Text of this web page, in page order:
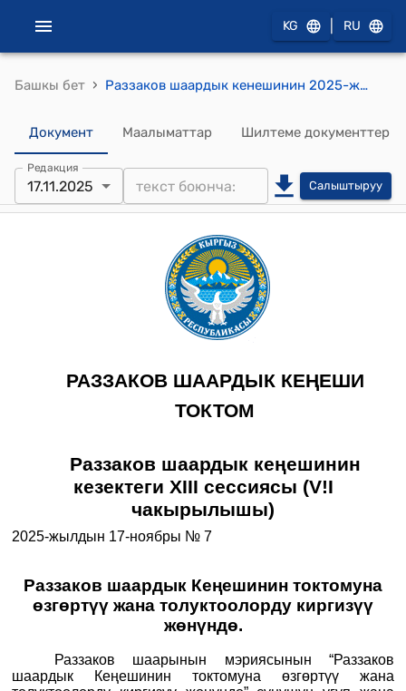
KG RU
Башкы бет › Раззаков шаардык кенешинин 2025-жылдын 17-ноябрындагы №7 "Раззаков шаардык Кеңешинин токтомуна өзгөртүү жана толуктоолорду киргизүү жөнүндө" токтому.
Документ Маалыматтар Шилтеме документтер
Редакция
17.11.2025 Салыштыруу